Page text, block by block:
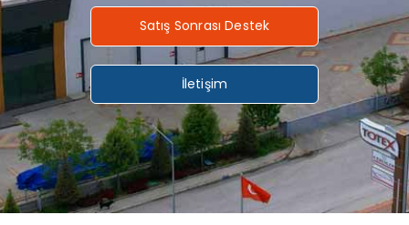
Satış Sonrası Destek
İletişim